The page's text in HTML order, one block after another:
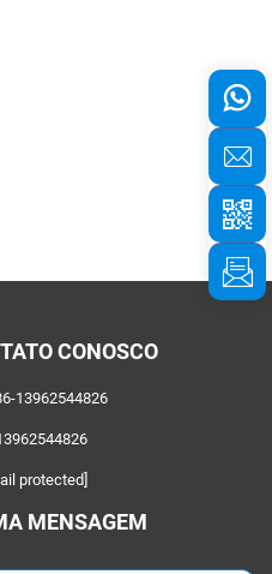
CONOSCO
13962544826
protected]
MENSAGEM